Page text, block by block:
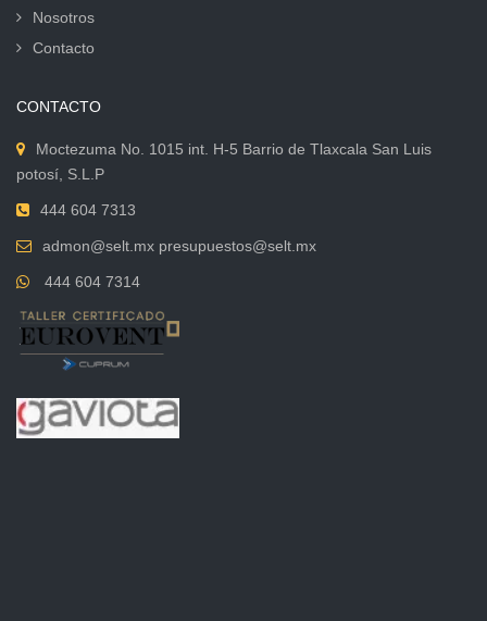
Nosotros
Contacto
CONTACTO
Moctezuma No. 1015 int. H-5 Barrio de Tlaxcala San Luis
potosí, S.L.P
444 604 7313
admon@selt.mx presupuestos@selt.mx
444 604 7314